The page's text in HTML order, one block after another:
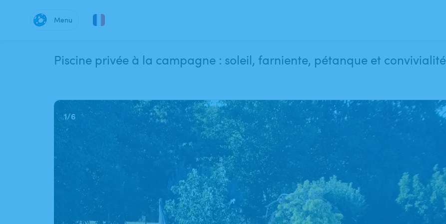
Menu
Piscine privée à la campagne : soleil, farniente, pétanque et convivialité
1/6